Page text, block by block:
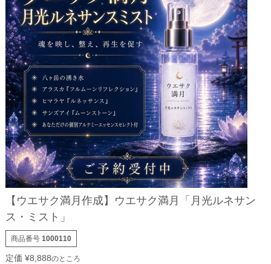
【ウエサク満月作成】ウエサク満月「月光ルネサン
ス・ミスト」
商品番号 1000110
定価 ¥8,888のところ